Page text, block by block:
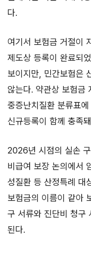
다.
여기서 보험금 거절이
제도상 등록이 완료되
보이지만, 민간보험은
않는다. 약관상 보험금
중증난치질환 분류표
신규등록이 함께 충족
2026년 시점의 실손
비급여 보장 논의에서
성질환 등 산정특례 대
보험금의 이름이 같아
구 서류와 진단비 청구
된다.